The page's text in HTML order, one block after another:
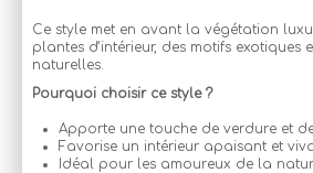
Ce style met en avant la végétation
plantes d’intérieur, des motifs exotiques
naturelles.
Pourquoi choisir ce style ?
Apporte une touche de verdure et
Favorise un intérieur apaisant et
Idéal pour les amoureux de la